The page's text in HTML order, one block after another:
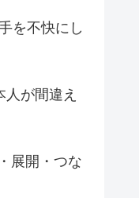
を不快にし
が間違え
展開・つな